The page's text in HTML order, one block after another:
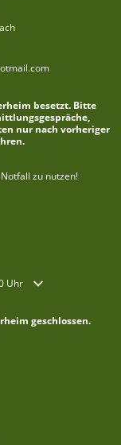
besetzt. Bitte
nur nach vorheriger
zu nutzen!
Uhr
geschlossen.